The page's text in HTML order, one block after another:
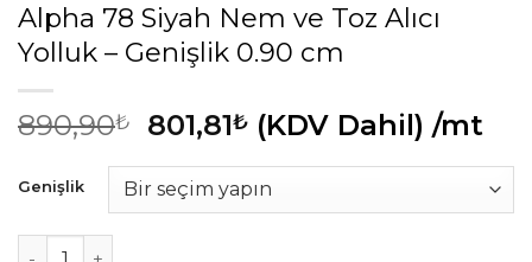
Alpha 78 Siyah Nem ve Toz Alıcı
Yolluk – Genişlik 0.90 cm
890,90₺ 801,81₺ (KDV Dahil) /mt
Genişlik
Alpha 78 Siyah Nem ve Toz Alıcı Yolluk - Genişlik 0.90